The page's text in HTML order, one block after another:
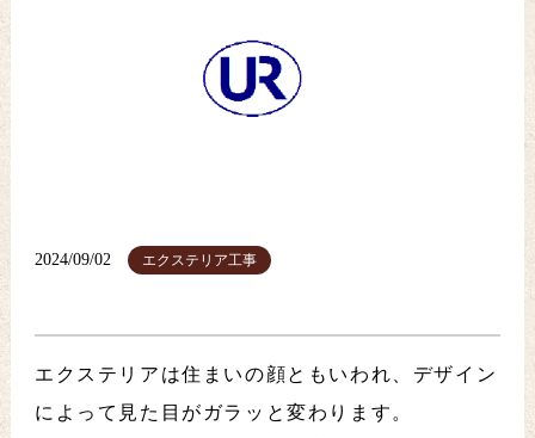
2024/09/02 エクステリア工事
エクステリアは住まいの顔ともいわれ、デザイン
によって見た目がガラッと変わります。